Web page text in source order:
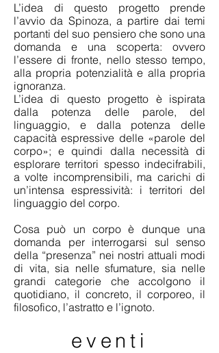
L’idea di questo progetto prende
l’avvio da Spinoza, a partire dai temi
portanti del suo pensiero che sono una
domanda e una scoperta: ovvero
l’essere di fronte, nello stesso tempo,
alla propria potenzialità e alla propria
ignoranza.
L’idea di questo progetto è ispirata
dalla potenza delle parole, del
linguaggio, e dalla potenza delle
capacità espressive delle «parole del
corpo»; e quindi dalla necessità di
esplorare territori spesso indecifrabili,
a volte incomprensibili, ma carichi di
un’intensa espressività: i territori del
linguaggio del corpo.
Cosa può un corpo è dunque una
domanda per interrogarsi sul senso
della “presenza” nei nostri attuali modi
di vita, sia nelle sfumature, sia nelle
grandi categorie che accolgono il
quotidiano, il concreto, il corporeo, il
filosofico, l’astratto e l’ignoto.
eventi